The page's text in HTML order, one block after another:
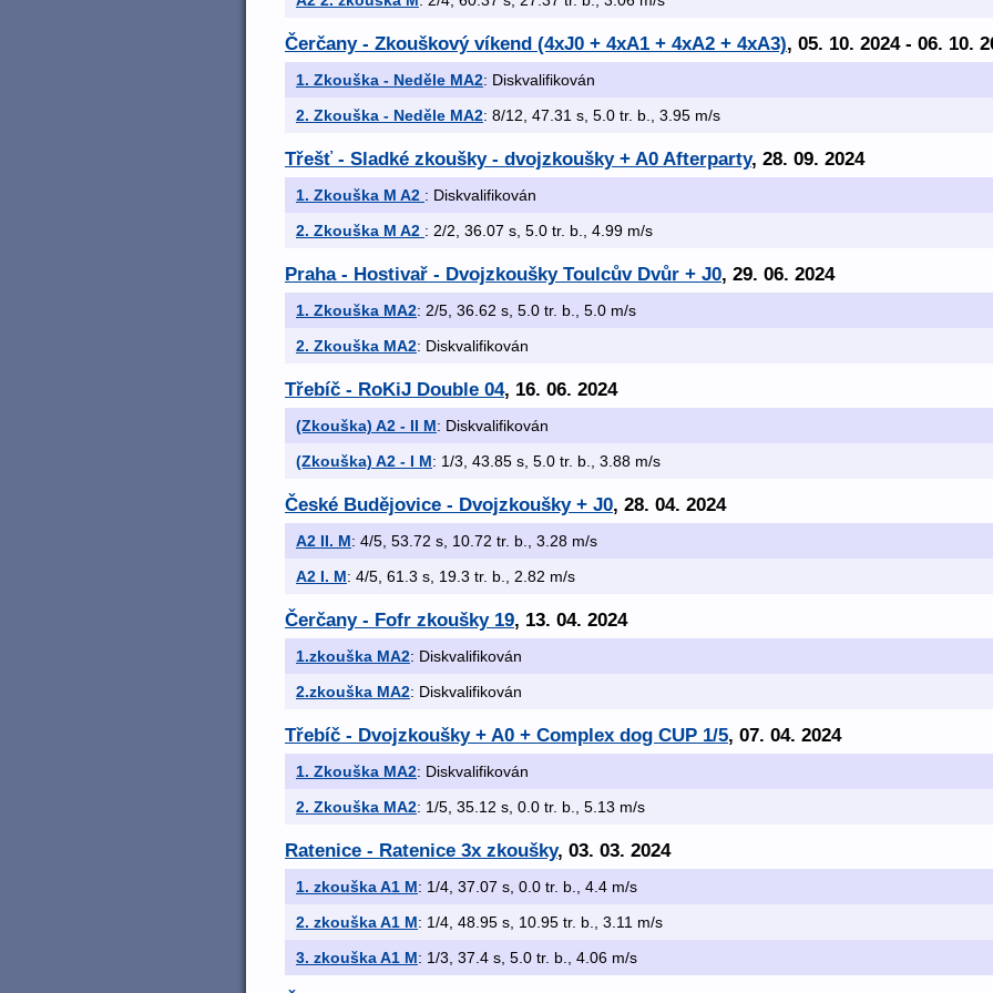
Čerčany - Zkouškový víkend (4xJ0 + 4xA1 + 4xA2 + 4xA3), 05. 10. 2024 - 06. 10.
1. Zkouška - Neděle MA2: Diskvalifikován
2. Zkouška - Neděle MA2: 8/12, 47.31 s, 5.0 tr. b., 3.95 m/s
Třešť - Sladké zkoušky - dvojzkoušky + A0 Afterparty, 28. 09. 2024
1. Zkouška M A2 : Diskvalifikován
2. Zkouška M A2 : 2/2, 36.07 s, 5.0 tr. b., 4.99 m/s
Praha - Hostivař - Dvojzkoušky Toulcův Dvůr + J0, 29. 06. 2024
1. Zkouška MA2: 2/5, 36.62 s, 5.0 tr. b., 5.0 m/s
2. Zkouška MA2: Diskvalifikován
Třebíč - RoKiJ Double 04, 16. 06. 2024
(Zkouška) A2 - II M: Diskvalifikován
(Zkouška) A2 - I M: 1/3, 43.85 s, 5.0 tr. b., 3.88 m/s
České Budějovice - Dvojzkoušky + J0, 28. 04. 2024
A2 II. M: 4/5, 53.72 s, 10.72 tr. b., 3.28 m/s
A2 I. M: 4/5, 61.3 s, 19.3 tr. b., 2.82 m/s
Čerčany - Fofr zkoušky 19, 13. 04. 2024
1.zkouška MA2: Diskvalifikován
2.zkouška MA2: Diskvalifikován
Třebíč - Dvojzkoušky + A0 + Complex dog CUP 1/5, 07. 04. 2024
1. Zkouška MA2: Diskvalifikován
2. Zkouška MA2: 1/5, 35.12 s, 0.0 tr. b., 5.13 m/s
Ratenice - Ratenice 3x zkoušky, 03. 03. 2024
1. zkouška A1 M: 1/4, 37.07 s, 0.0 tr. b., 4.4 m/s
2. zkouška A1 M: 1/4, 48.95 s, 10.95 tr. b., 3.11 m/s
3. zkouška A1 M: 1/3, 37.4 s, 5.0 tr. b., 4.06 m/s